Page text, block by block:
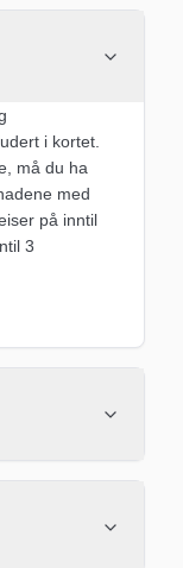
i kortet.
må du ha
med
på inntil
3